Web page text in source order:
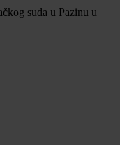
suda u Pazinu u